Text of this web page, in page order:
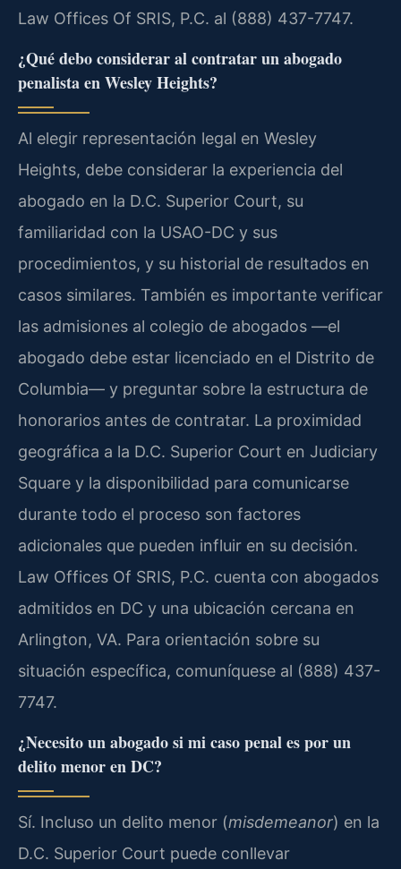
Law Offices Of SRIS, P.C. al (888) 437-7747.
¿Qué debo considerar al contratar un abogado
penalista en Wesley Heights?
Al elegir representación legal en Wesley
Heights, debe considerar la experiencia del
abogado en la D.C. Superior Court, su
familiaridad con la USAO-DC y sus
procedimientos, y su historial de resultados en
casos similares. También es importante verificar
las admisiones al colegio de abogados —el
abogado debe estar licenciado en el Distrito de
Columbia— y preguntar sobre la estructura de
honorarios antes de contratar. La proximidad
geográfica a la D.C. Superior Court en Judiciary
Square y la disponibilidad para comunicarse
durante todo el proceso son factores
adicionales que pueden influir en su decisión.
Law Offices Of SRIS, P.C. cuenta con abogados
admitidos en DC y una ubicación cercana en
Arlington, VA. Para orientación sobre su
situación específica, comuníquese al (888) 437-
7747.
¿Necesito un abogado si mi caso penal es por un
delito menor en DC?
Sí. Incluso un delito menor (misdemeanor) en la
D.C. Superior Court puede conllevar